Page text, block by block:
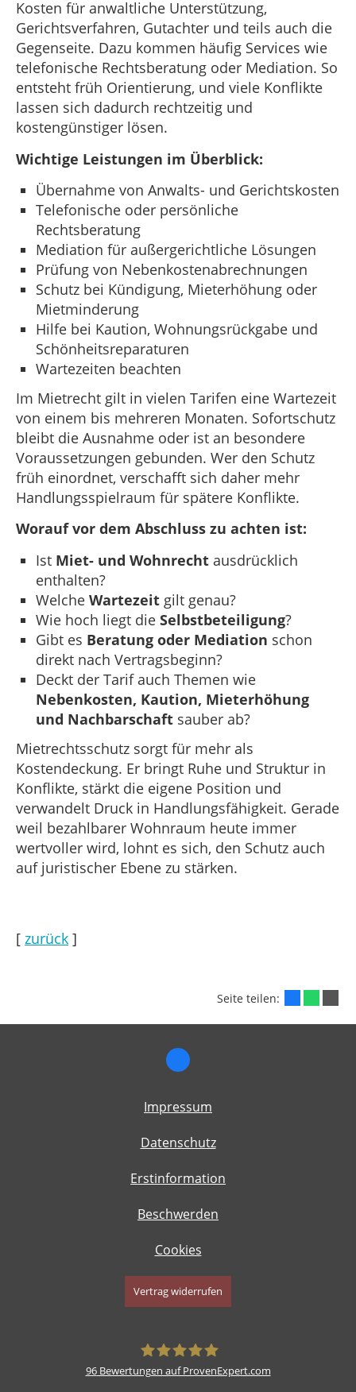
Kosten für anwaltliche Unterstützung,
Gerichtsverfahren, Gutachter und teils auch die
Gegenseite. Dazu kommen häufig Services wie
telefonische Rechtsberatung oder Mediation. So
entsteht früh Orientierung, und viele Konflikte
lassen sich dadurch rechtzeitig und
kostengünstiger lösen.
Wichtige Leistungen im Überblick:
Übernahme von Anwalts- und Gerichtskosten
Telefonische oder persönliche
Rechtsberatung
Mediation für außergerichtliche Lösungen
Prüfung von Nebenkostenabrechnungen
Schutz bei Kündigung, Mieterhöhung oder
Mietminderung
Hilfe bei Kaution, Wohnungsrückgabe und
Schönheitsreparaturen
Wartezeiten beachten
Im Mietrecht gilt in vielen Tarifen eine Wartezeit
von einem bis mehreren Monaten. Sofortschutz
bleibt die Ausnahme oder ist an besondere
Voraussetzungen gebunden. Wer den Schutz
früh einordnet, verschafft sich daher mehr
Handlungsspielraum für spätere Konflikte.
Worauf vor dem Abschluss zu achten ist:
Ist Miet- und Wohnrecht ausdrücklich
enthalten?
Welche Wartezeit gilt genau?
Wie hoch liegt die Selbstbeteiligung?
Gibt es Beratung oder Mediation schon
direkt nach Vertragsbeginn?
Deckt der Tarif auch Themen wie
Nebenkosten, Kaution, Mieterhöhung
und Nachbarschaft sauber ab?
Mietrechtsschutz sorgt für mehr als
Kostendeckung. Er bringt Ruhe und Struktur in
Konflikte, stärkt die eigene Position und
verwandelt Druck in Handlungsfähigkeit. Gerade
weil bezahlbarer Wohnraum heute immer
wertvoller wird, lohnt es sich, den Schutz auch
auf juristischer Ebene zu stärken.
[ zurück ]
Seite teilen:
Impressum
Datenschutz
Erstinformation
Beschwerden
Cookies
Vertrag widerrufen
96Bewertungen auf ProvenExpert.com